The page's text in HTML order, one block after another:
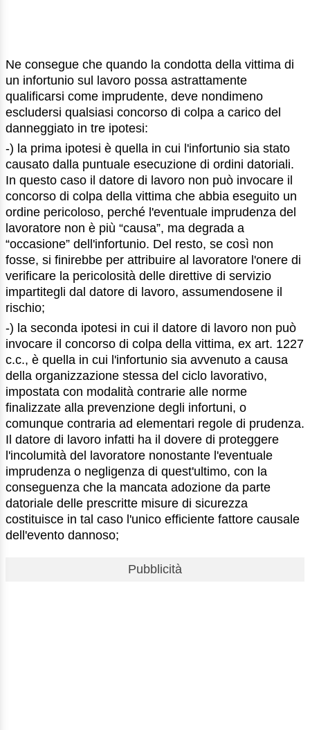
Ne consegue che quando la condotta della vittima di
un infortunio sul lavoro possa astrattamente
qualificarsi come imprudente, deve nondimeno
escludersi qualsiasi concorso di colpa a carico del
danneggiato in tre ipotesi:
-) la prima ipotesi è quella in cui l'infortunio sia stato
causato dalla puntuale esecuzione di ordini datoriali.
In questo caso il datore di lavoro non può invocare il
concorso di colpa della vittima che abbia eseguito un
ordine pericoloso, perché l'eventuale imprudenza del
lavoratore non è più “causa”, ma degrada a
“occasione” dell'infortunio. Del resto, se così non
fosse, si finirebbe per attribuire al lavoratore l'onere di
verificare la pericolosità delle direttive di servizio
impartitegli dal datore di lavoro, assumendosene il
rischio;
-) la seconda ipotesi in cui il datore di lavoro non può
invocare il concorso di colpa della vittima, ex art. 1227
c.c., è quella in cui l'infortunio sia avvenuto a causa
della organizzazione stessa del ciclo lavorativo,
impostata con modalità contrarie alle norme
finalizzate alla prevenzione degli infortuni, o
comunque contraria ad elementari regole di prudenza.
Il datore di lavoro infatti ha il dovere di proteggere
l'incolumità del lavoratore nonostante l'eventuale
imprudenza o negligenza di quest'ultimo, con la
conseguenza che la mancata adozione da parte
datoriale delle prescritte misure di sicurezza
costituisce in tal caso l'unico efficiente fattore causale
dell'evento dannoso;
Pubblicità